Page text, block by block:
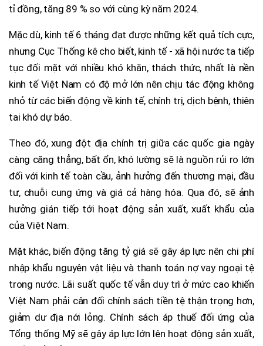
tỉ đồng, tăng 89 % so với cùng kỳ năm 2024.
Mặc dù, kinh tế 6 tháng đạt được những kết quả tích cực,
nhưng Cục Thống kê cho biết, kinh tế - xã hội nước ta tiếp
tục đối mặt với nhiều khó khăn, thách thức, nhất là nền
kinh tế Việt Nam có độ mở lớn nên chịu tác động không
nhỏ từ các biến động về kinh tế, chính trị, dịch bệnh, thiên
tai khó dự báo.
Theo đó, xung đột địa chính trị giữa các quốc gia ngày
càng căng thẳng, bất ổn, khó lường sẽ là nguồn rủi ro lớn
đối với kinh tế toàn cầu, ảnh hưởng đến thương mại, đầu
tư, chuỗi cung ứng và giá cả hàng hóa. Qua đó, sẽ ảnh
hưởng gián tiếp tới hoạt động sản xuất, xuất khẩu của
của Việt Nam.
Mặt khác, biến động tăng tỷ giá sẽ gây áp lực nên chi phí
nhập khẩu nguyên vật liệu và thanh toán nợ vay ngoại tệ
trong nước. Lãi suất quốc tế vẫn duy trì ở mức cao khiến
Việt Nam phải cân đối chính sách tiền tệ thận trọng hơn,
giảm dư địa nới lỏng. Chính sách áp thuế đối ứng của
Tổng thống Mỹ sẽ gây áp lực lớn lên hoạt động sản xuất,